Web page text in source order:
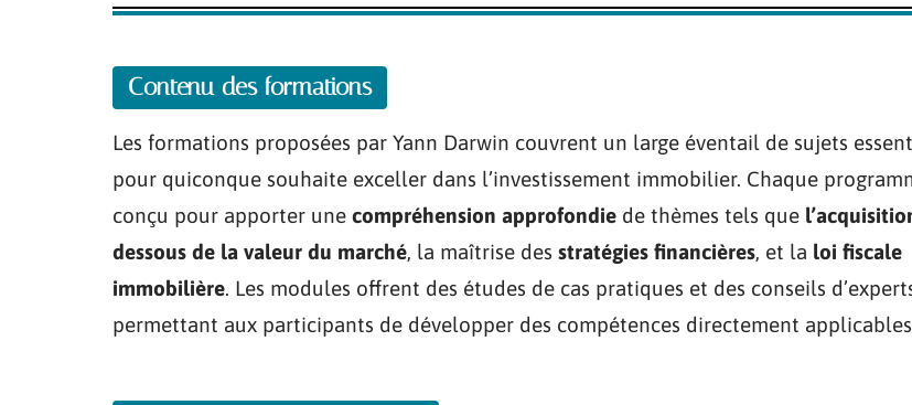
Contenu des formations
Les formations proposées par Yann Darwin couvrent un large éventail de sujets
pour quiconque souhaite exceller dans l’investissement immobilier. Chaque
conçu pour apporter une compréhension approfondie de thèmes tels que
dessous de la valeur du marché, la maîtrise des stratégies financières, et la loi fiscale
immobilière. Les modules offrent des études de cas pratiques et des conseils
permettant aux participants de développer des compétences directement